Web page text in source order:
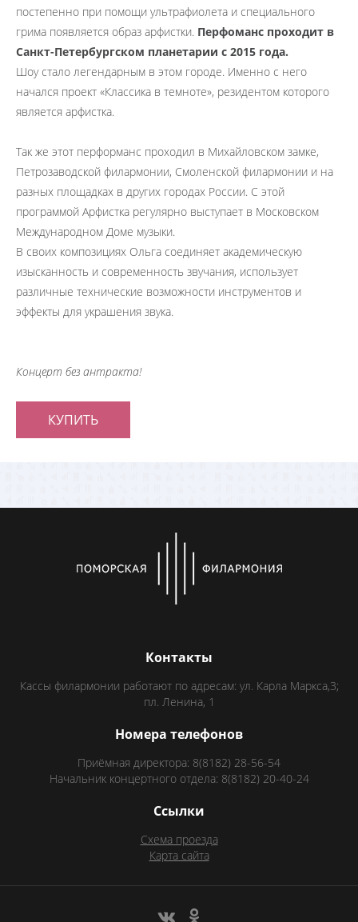
постепенно при помощи ультрафиолета и специального
грима появляется образ арфистки. Перфоманс проходит в
Санкт-Петербургском планетарии с 2015 года.
Шоу стало легендарным в этом городе. Именно с него
начался проект «Классика в темноте», резидентом которого
является арфистка.
Так же этот перформанс проходил в Михайловском замке,
Петрозаводской филармонии, Смоленской филармонии и на
разных площадках в других городах России. С этой
программой Арфистка регулярно выступает в Московском
Международном Доме музыки.
В своих композициях Ольга соединяет академическую
изысканность и современность звучания, использует
различные технические возможности инструментов и
эффекты для украшения звука.
Концерт без антракта!
КУПИТЬ
Контакты
Кассы филармонии работают по адресам: ул. Карла Маркса,3;
пл. Ленина, 1
Номера телефонов
Приёмная директора: 8(8182) 28-56-54
Начальник концертного отдела: 8(8182) 20-40-24
Ссылки
Схема проезда
Карта сайта